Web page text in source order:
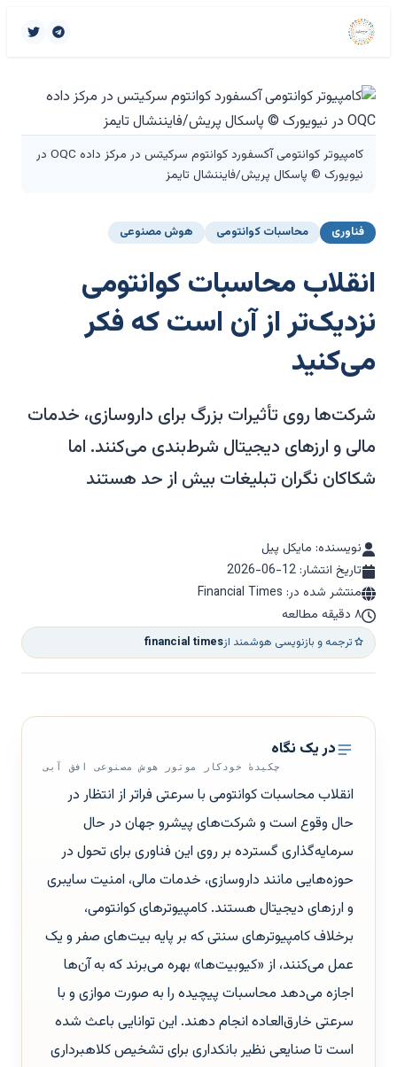
کامپیوتر کوانتومی آکسفورد کوانتوم سرکیتس در مرکز داده OQC در
نیویورک © پاسکال پریش/فایننشال تایمز
فناوری محاسبات کوانتومی هوش مصنوعی
انقلاب محاسبات کوانتومی
نزدیک‌تر از آن است که فکر
می‌کنید
شرکت‌ها روی تأثیرات بزرگ برای داروسازی، خدمات
مالی و ارزهای دیجیتال شرط‌بندی می‌کنند. اما
شکاکان نگران تبلیغات بیش از حد هستند
نویسنده: مایکل پیل
تاریخ انتشار: 2026-06-12
منتشر شده در: Financial Times
۸ دقیقه مطالعه
ترجمه و بازنویسی هوشمند ازfinancial times
در یک نگاه
چکیدهٔ خودکار موتور هوش مصنوعی افق آبی
انقلاب محاسبات کوانتومی با سرعتی فراتر از انتظار در
حال وقوع است و شرکت‌های پیشرو جهان در حال
سرمایه‌گذاری گسترده بر روی این فناوری برای تحول در
حوزه‌هایی مانند داروسازی، خدمات مالی، امنیت سایبری
و ارزهای دیجیتال هستند. کامپیوترهای کوانتومی،
برخلاف کامپیوترهای سنتی که بر پایه بیت‌های صفر و یک
عمل می‌کنند، از «کیوبیت‌ها» بهره می‌برند که به آن‌ها
اجازه می‌دهد محاسبات پیچیده را به صورت موازی و با
سرعتی خارق‌العاده انجام دهند. این توانایی باعث شده
است تا صنایعی نظیر بانکداری برای تشخیص کلاهبرداری